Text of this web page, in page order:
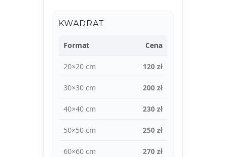
KWADRAT
Format Cena
20×20 cm 120 zł
30×30 cm 200 zł
40×40 cm 230 zł
50×50 cm 250 zł
60×60 cm 270 zł